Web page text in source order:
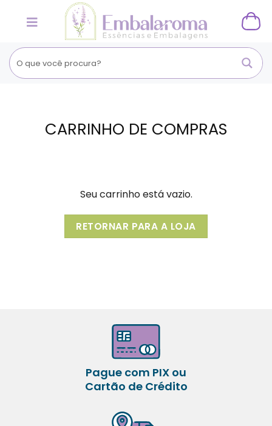
CARRINHO DE COMPRAS
Seu carrinho está vazio.
RETORNAR PARA A LOJA
Pague com PIX ou
Cartão de Crédito